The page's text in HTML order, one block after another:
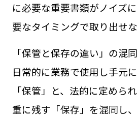
に必要な重要書類がノイズ
要なタイミングで取り出せな
「保管と保存の違い」の混同
日常的に業務で使用し手元
「保管」と、法的に定めら
重に残す「保存」を混同し